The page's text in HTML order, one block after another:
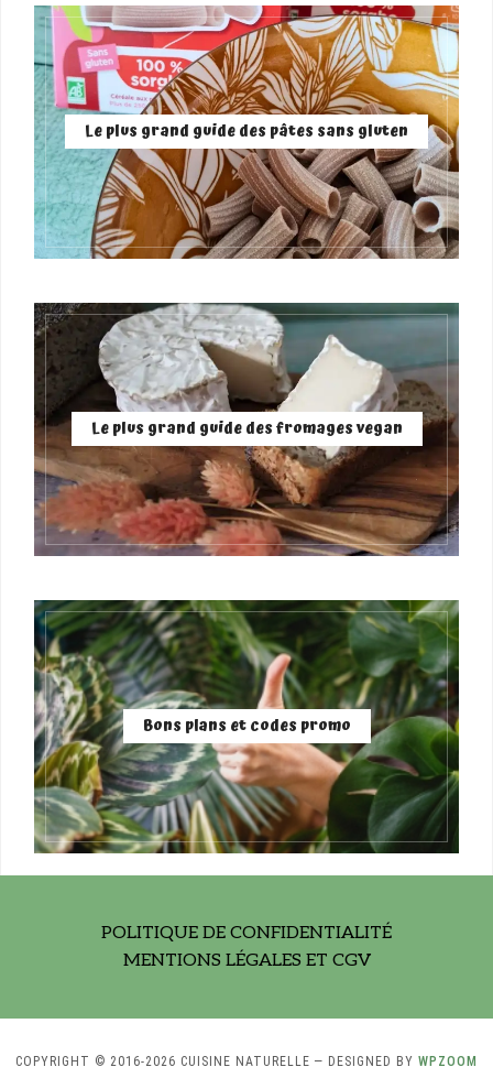
Le plus grand guide des pâtes sans gluten
Le plus grand guide des fromages vegan
Bons plans et codes promo
POLITIQUE DE CONFIDENTIALITÉ
MENTIONS LÉGALES ET CGV
COPYRIGHT © 2016-2026 CUISINE NATURELLE — DESIGNED BY WPZOOM